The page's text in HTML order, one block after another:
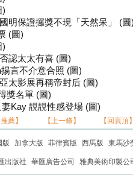
)
明保證攞獎不現「天然呆」 (圖
(圖)
)
認太太有喜 (圖)
言不介意合照 (圖)
太影展再稱帝封后 (圖)
獎名單 (圖)
Kay 靚靚性感登場 (圖)
推薦】 【上一條】 【回頁頂
版 加拿大版 菲律賓版 西馬版 東馬沙
出版社 華匯廣告公司 雅典美術印製公